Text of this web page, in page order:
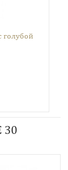
голубой
30